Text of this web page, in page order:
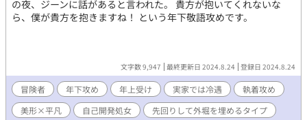
の夜、ジーンに話があると言われた。 貴方が抱いてくれないな
ら、僕が貴方を抱きますね！ という年下敬語攻めです。
文字数 9,947 最終更新日 2024.8.24 登録日 2024.8.24
冒険者 年下攻め 年上受け 実家では冷遇
執着攻め
美形×平凡
自己開発処女
先回りして外堀を埋めるタイプ